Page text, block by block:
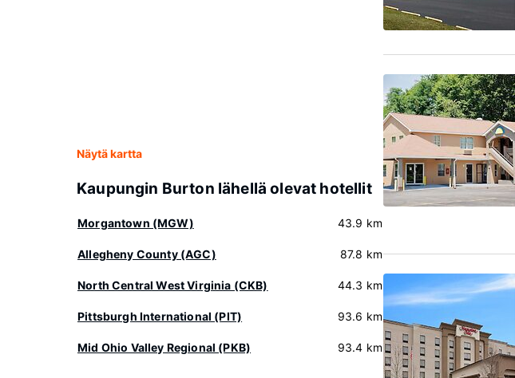
Näytä kartta
Kaupungin Burton lähellä olevat hotellit
Morgantown (MGW) 43.9 km
Allegheny County (AGC) 87.8 km
North Central West Virginia (CKB) 44.3 km
Pittsburgh International (PIT) 93.6 km
Mid Ohio Valley Regional (PKB) 93.4 km